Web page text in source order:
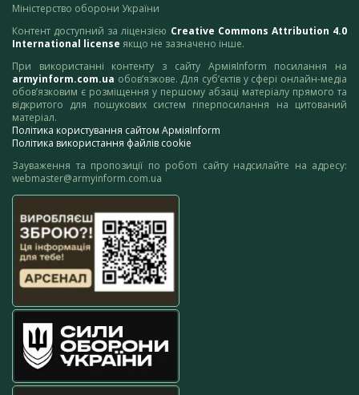
Міністерство оборони України
Контент доступний за ліцензією Creative Commons Attribution 4.0
International license якщо не зазначено інше.
При використанні контенту з сайту АрміяInform посилання на
armyinform.com.ua обов’язкове. Для суб’єктів у сфері онлайн-медіа
обов’язковим є розміщення у першому абзаці матеріалу прямого та
відкритого для пошукових систем гіперпосилання на цитований
матеріал.
Політика користування сайтом АрміяInform
Політика використання файлів cookie
Зауваження та пропозиції по роботі сайту надсилайте на адресу:
webmaster@armyinform.com.ua